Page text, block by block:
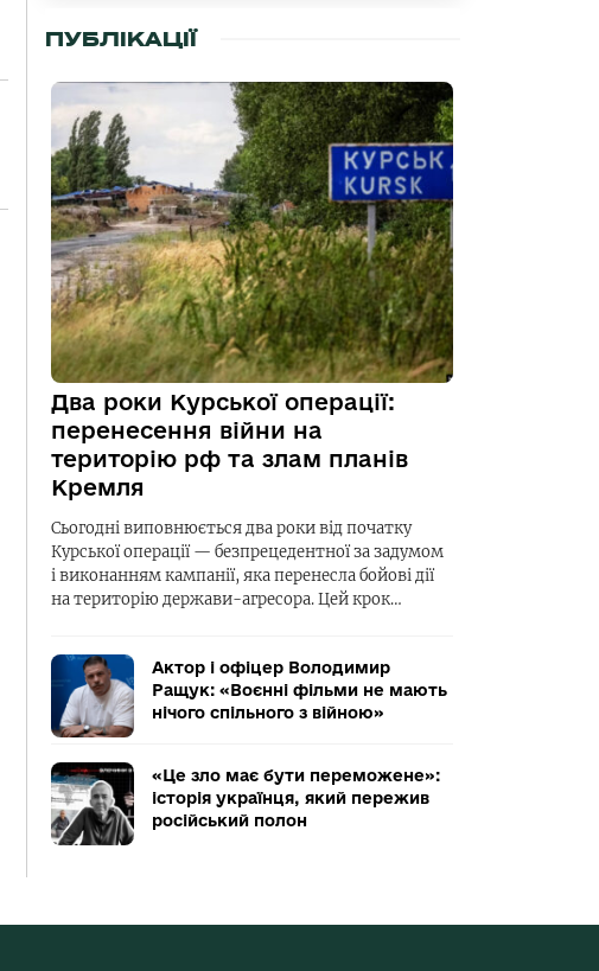
ПУБЛІКАЦІЇ
Два роки Курської операції:
перенесення війни на
територію рф та злам планів
Кремля
Сьогодні виповнюється два роки від початку
Курської операції — безпрецедентної за задумом
і виконанням кампанії, яка перенесла бойові дії
на територію держави-агресора. Цей крок…
Актор і офіцер Володимир
Ращук: «Воєнні фільми не мають
нічого спільного з війною»
«Це зло має бути переможене»:
історія українця, який пережив
російський полон